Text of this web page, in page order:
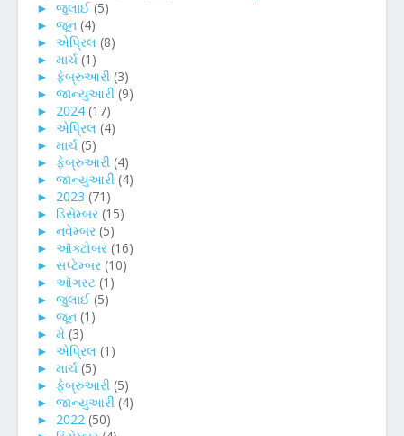
► જુલાઈ (5)
► જૂન (4)
► એપ્રિલ (8)
► માર્ચ (1)
► ફેબ્રુઆરી (3)
► જાન્યુઆરી (9)
► 2024 (17)
► એપ્રિલ (4)
► માર્ચ (5)
► ફેબ્રુઆરી (4)
► જાન્યુઆરી (4)
► 2023 (71)
► ડિસેમ્બર (15)
► નવેમ્બર (5)
► ઑક્ટોબર (16)
► સપ્ટેમ્બર (10)
► ઑગસ્ટ (1)
► જુલાઈ (5)
► જૂન (1)
► મે (3)
► એપ્રિલ (1)
► માર્ચ (5)
► ફેબ્રુઆરી (5)
► જાન્યુઆરી (4)
► 2022 (50)